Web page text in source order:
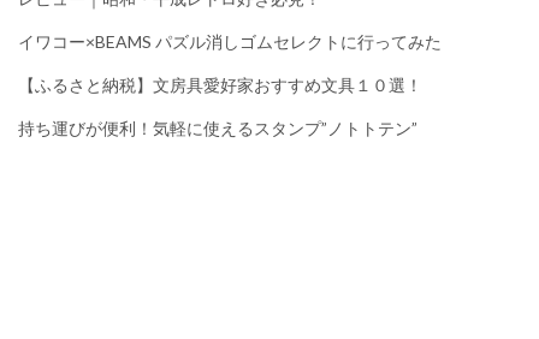
イワコー×BEAMS パズル消しゴムセレクトに行ってみた
【ふるさと納税】文房具愛好家おすすめ文具１０選！
持ち運びが便利！気軽に使えるスタンプ”ノトトテン”